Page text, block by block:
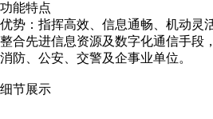
功能特点
优势：指挥高效、信息通畅、机动灵
整合先进信息资源及数字化通信手段
消防、公安、交警及企事业单位。
细节展示